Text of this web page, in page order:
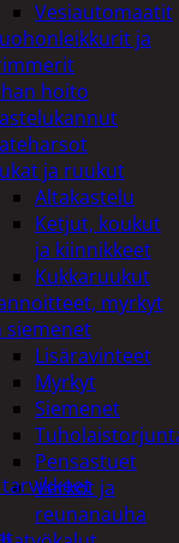
Vesiautomaatit
ja
hoito
ja ruukut
Altakastelu
Ketjut, koukut
ja kiinnikkeet
Kukkaruukut
myrkyt
siemenet
Lisäravinteet
Myrkyt
Siemenet
Pensastuet
Verkot ja
reunanauha